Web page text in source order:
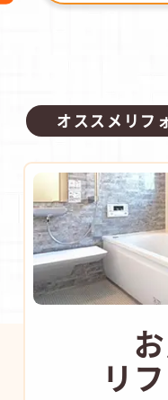
オススメリフ
リ